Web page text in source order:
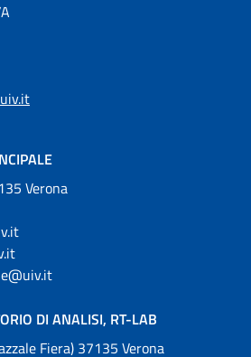
Verona
DI ANALISI, RT-LAB
Fiera) 37135 Verona